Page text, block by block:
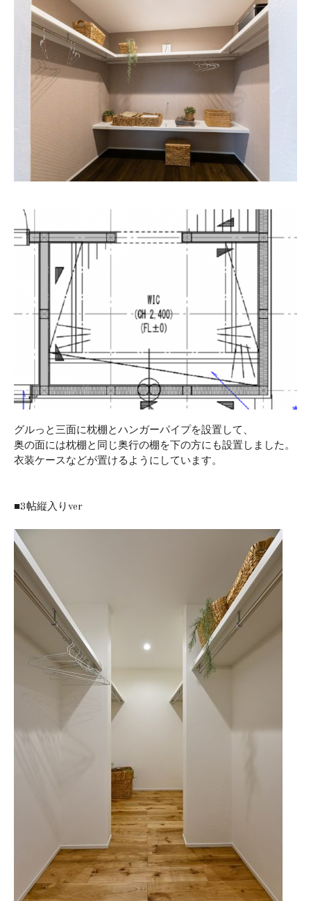
グルっと三面に枕棚とハンガーパイプを設置して、
奥の面には枕棚と同じ奥行の棚を下の方にも設置しました。
衣装ケースなどが置けるようにしています。
■3帖縦入りver